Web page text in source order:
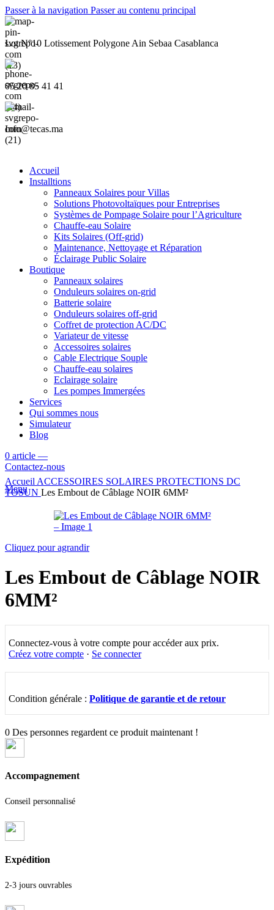
Passer à la navigation Passer au contenu principal
Lot N°10 Lotissement Polygone Ain Sebaa Casablanca
05 20 85 41 41
Info@tecas.ma
Accueil
Installtions
Panneaux Solaires pour Villas
Solutions Photovoltaïques pour Entreprises
Systèmes de Pompage Solaire pour l’Agriculture
Chauffe-eau Solaire
Kits Solaires (Off-grid)
Maintenance, Nettoyage et Réparation
Éclairage Public Solaire
Boutique
Panneaux solaires
Onduleurs solaires on-grid
Batterie solaire
Onduleurs solaires off-grid
Coffret de protection AC/DC
Variateur de vitesse
Accessoires solaires
Cable Electrique Souple
Chauffe-eau solaires
Eclairage solaire
Les pompes Immergées
Services
Qui sommes nous
Simulateur
Blog
0 article —
Contactez-nous
Menu
Accueil ACCESSOIRES SOLAIRES PROTECTIONS DC
TOSUN Les Embout de Câblage NOIR 6MM²
Cliquez pour agrandir
Les Embout de Câblage NOIR
6MM²
Connectez-vous à votre compte pour accéder aux prix.
Créez votre compte · Se connecter
Condition générale : Politique de garantie et de retour
0 Des personnes regardent ce produit maintenant !
Accompagnement
Conseil personnalisé
Expédition
2-3 jours ouvrables